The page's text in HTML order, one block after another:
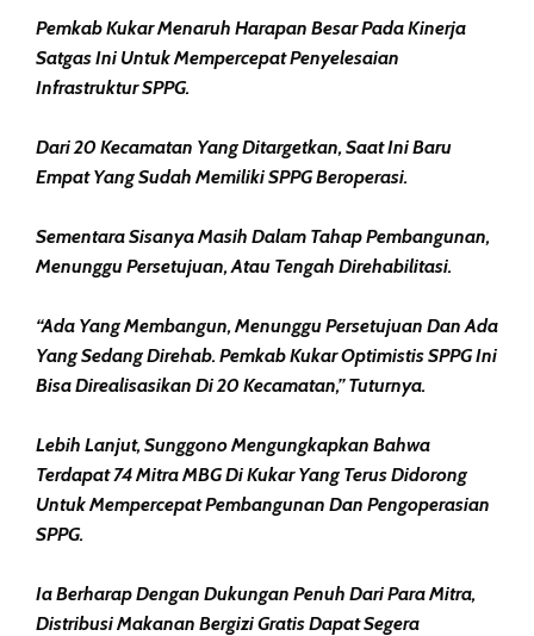
Pemkab Kukar Menaruh Harapan Besar Pada Kinerja
Satgas Ini Untuk Mempercepat Penyelesaian
Infrastruktur SPPG.
Dari 20 Kecamatan Yang Ditargetkan, Saat Ini Baru
Empat Yang Sudah Memiliki SPPG Beroperasi.
Sementara Sisanya Masih Dalam Tahap Pembangunan,
Menunggu Persetujuan, Atau Tengah Direhabilitasi.
“Ada Yang Membangun, Menunggu Persetujuan Dan Ada
Yang Sedang Direhab. Pemkab Kukar Optimistis SPPG Ini
Bisa Direalisasikan Di 20 Kecamatan,” Tuturnya.
Lebih Lanjut, Sunggono Mengungkapkan Bahwa
Terdapat 74 Mitra MBG Di Kukar Yang Terus Didorong
Untuk Mempercepat Pembangunan Dan Pengoperasian
SPPG.
Ia Berharap Dengan Dukungan Penuh Dari Para Mitra,
Distribusi Makanan Bergizi Gratis Dapat Segera